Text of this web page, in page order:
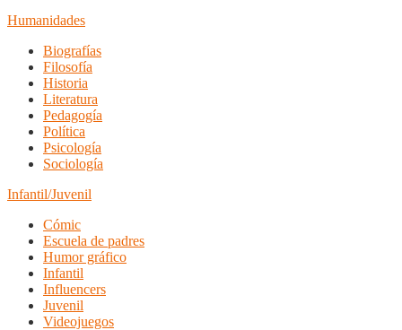
Humanidades
Biografías
Filosofía
Historia
Literatura
Pedagogía
Política
Psicología
Sociología
Infantil/Juvenil
Cómic
Escuela de padres
Humor gráfico
Infantil
Influencers
Juvenil
Videojuegos